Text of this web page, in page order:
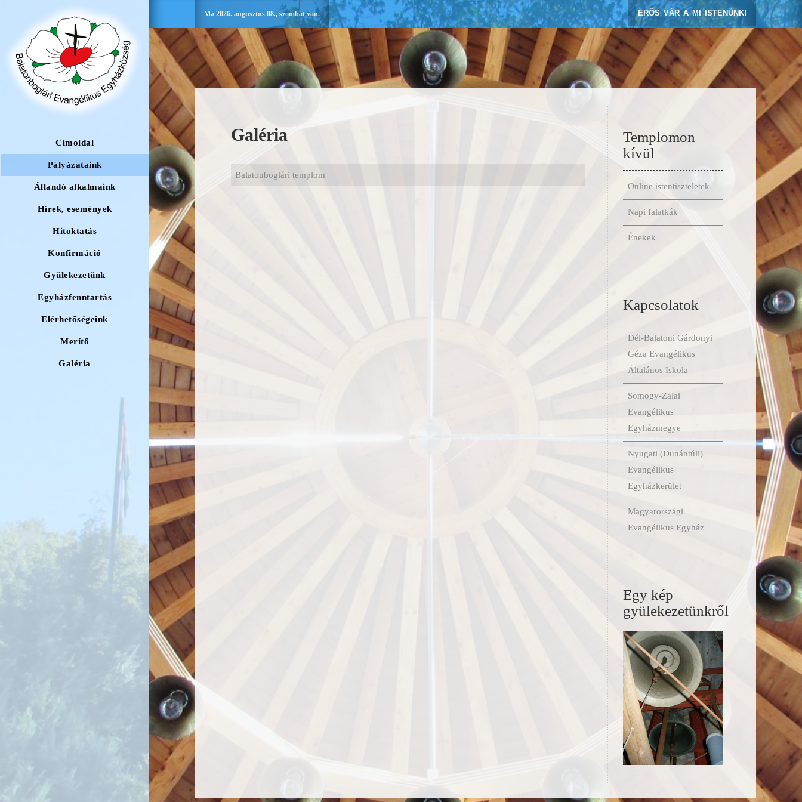
Címoldal
Pályázataink
Állandó alkalmaink
Hírek, események
Hitoktatás
Konfirmáció
Gyülekezetünk
Egyházfenntartás
Elérhetőségeink
Merítő
Galéria
Ma 2026. augusztus 08., szombat van. ERŐS VÁR A MI ISTENÜNK!
Templomon
kívül
Online istentiszteletek
Napi falatkák
Énekek
Kapcsolatok
Dél-Balatoni Gárdonyi
Géza Evangélikus
Általános Iskola
Somogy-Zalai
Evangélikus
Egyházmegye
Nyugati (Dunántúli)
Evangélikus
Egyházkerület
Magyarországi
Evangélikus Egyház
Egy kép
gyülekezetünkről
Galéria
Balatonboglári templom